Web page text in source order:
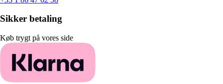
Sikker betaling
Køb trygt på vores side